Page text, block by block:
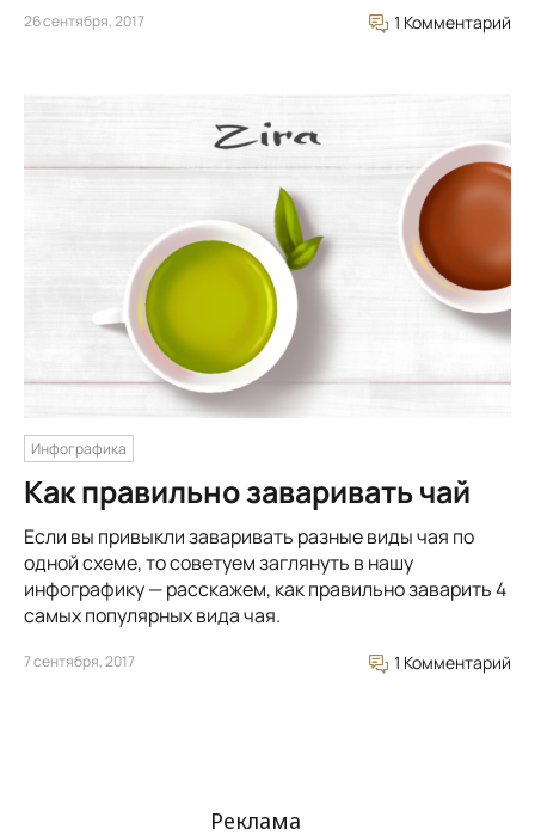
26 сентября, 2017 1 Комментарий
Инфографика
Как правильно заваривать чай
Если вы привыкли заваривать разные виды чая по
одной схеме, то советуем заглянуть в нашу
инфографику — расскажем, как правильно заварить 4
самых популярных вида чая.
7 сентября, 2017 1 Комментарий
Реклама